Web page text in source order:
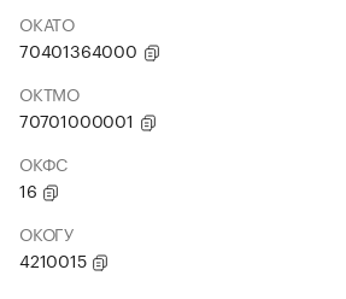
ОКАТО
70401364000
ОКТМО
70701000001
ОКФС
16
ОКОГУ
4210015